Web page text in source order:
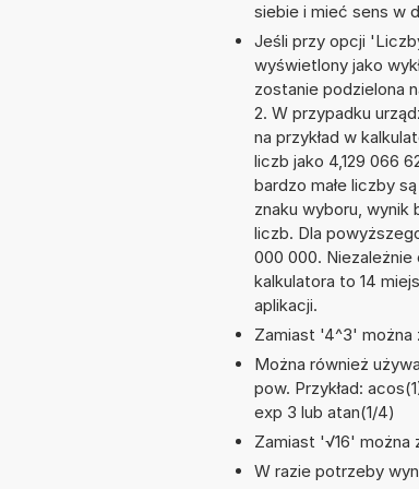
siebie i mieć sens w
Jeśli przy opcji
wyświetlony jako
zostanie podzielona
2. W przypadku
na przykład w
liczb jako 4,129 066
bardzo małe liczby
znaku wyboru, wynik
liczb. Dla
000 000. Niezależnie
kalkulatora to 14
aplikacji.
Zamiast '4^3'
Można również
pow. Przykład:
exp 3 lub atan(1/4)
Zamiast '√16' można
W razie potrzeby